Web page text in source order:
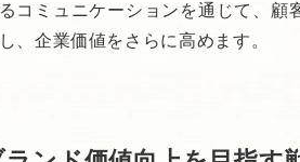
コミュニケーションを通じて、顧
、企業価値をさらに高めます。